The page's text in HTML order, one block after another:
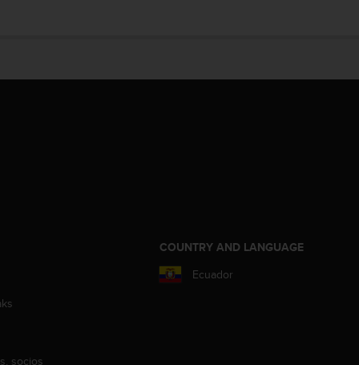
socios
COUNTRY AND LANGUAGE
Ecuador